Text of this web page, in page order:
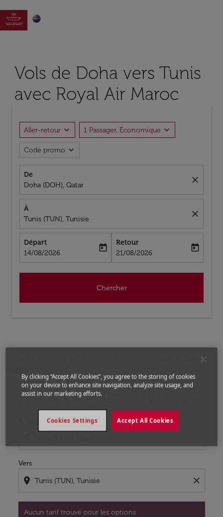

Vols de Doha vers Tunis
avec Royal Air Maroc
Aller-retour expand_more 1 Passager, Économique expand_more
Code promo expand_more
De
Doha (DOH), Qatar
close
À
Tunis (TUN), Tunisie
close
Départ
fc-booking-departure-date-aria-label
14/08/2026
today
Retour
fc-booking-return-date-aria-label
21/08/2026
today
Chercher
Vols de Doha a
Prochains Vols de Doha vers Tunis
À partir de
Vers
location_on close
Aucun tarif trouvé pour les options
Aucun tarif trouvé pour les options populaires
By clicking “Accept All Cookies”, you agree to the storing of cookies
on your device to enhance site navigation, analyze site usage, and
assist in our marketing efforts.
Accept All Cookies
Cookies Settings